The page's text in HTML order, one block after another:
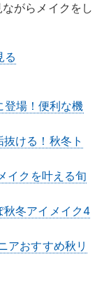
がらメイクをし
る
場！便利な機
ける！秋冬ト
イクを叶える旬
冬アイメイク4
アおすすめ秋リ